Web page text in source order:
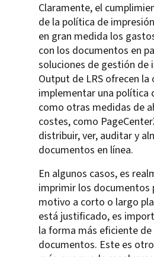
Claramente, el
de la política de
en gran medida los
con los documentos en
soluciones de gestión de
Output de LRS ofrecen la
implementar una política
como otras medidas de
costes, como
distribuir, ver, auditar y
documentos en línea.
En algunos casos, es
imprimir los documentos
motivo a corto o largo
está justificado, es
la forma más eficiente
documentos. Este es